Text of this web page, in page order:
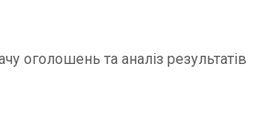
оголошень та аналіз результатів